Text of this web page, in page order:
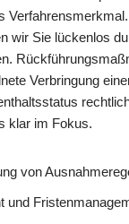
wir Sie lückenlos
Verbringung
klar im Fokus.
von
und